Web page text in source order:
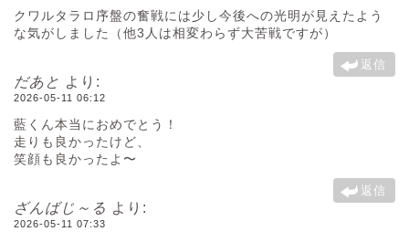
クワルタラロ序盤の奮戦には少し今後への光明が見えたよう
な気がしました（他3人は相変わらず大苦戦ですが）
返信
だあと より:
2026-05-11 06:12
藍くん本当におめでとう！
走りも良かったけど、
笑顔も良かったよ〜
返信
ざんばじ～る より:
2026-05-11 07:33